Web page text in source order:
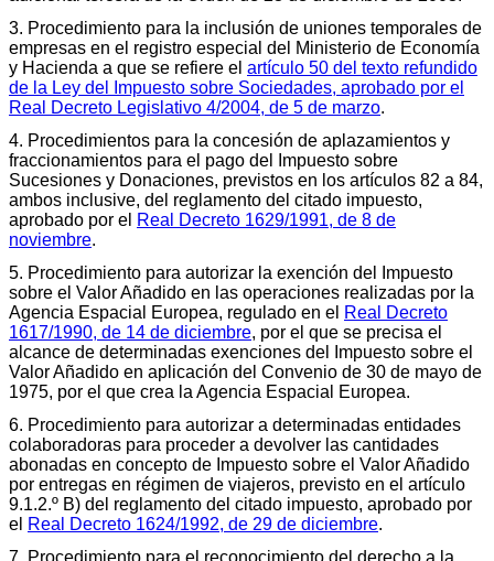
3. Procedimiento para la inclusión de uniones temporales de
empresas en el registro especial del Ministerio de Economía
y Hacienda a que se refiere el artículo 50 del texto refundido
de la Ley del Impuesto sobre Sociedades, aprobado por el
Real Decreto Legislativo 4/2004, de 5 de marzo.
4. Procedimientos para la concesión de aplazamientos y
fraccionamientos para el pago del Impuesto sobre
Sucesiones y Donaciones, previstos en los artículos 82 a 84,
ambos inclusive, del reglamento del citado impuesto,
aprobado por el Real Decreto 1629/1991, de 8 de
noviembre.
5. Procedimiento para autorizar la exención del Impuesto
sobre el Valor Añadido en las operaciones realizadas por la
Agencia Espacial Europea, regulado en el Real Decreto
1617/1990, de 14 de diciembre, por el que se precisa el
alcance de determinadas exenciones del Impuesto sobre el
Valor Añadido en aplicación del Convenio de 30 de mayo de
1975, por el que crea la Agencia Espacial Europea.
6. Procedimiento para autorizar a determinadas entidades
colaboradoras para proceder a devolver las cantidades
abonadas en concepto de Impuesto sobre el Valor Añadido
por entregas en régimen de viajeros, previsto en el artículo
9.1.2.º B) del reglamento del citado impuesto, aprobado por
el Real Decreto 1624/1992, de 29 de diciembre.
7. Procedimiento para el reconocimiento del derecho a la